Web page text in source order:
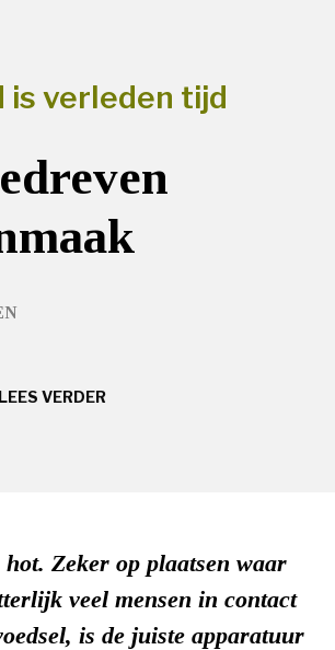
is verleden tijd
LEES VERDER
Zeker op plaatsen waar
veel mensen in contact
is de juiste apparatuur